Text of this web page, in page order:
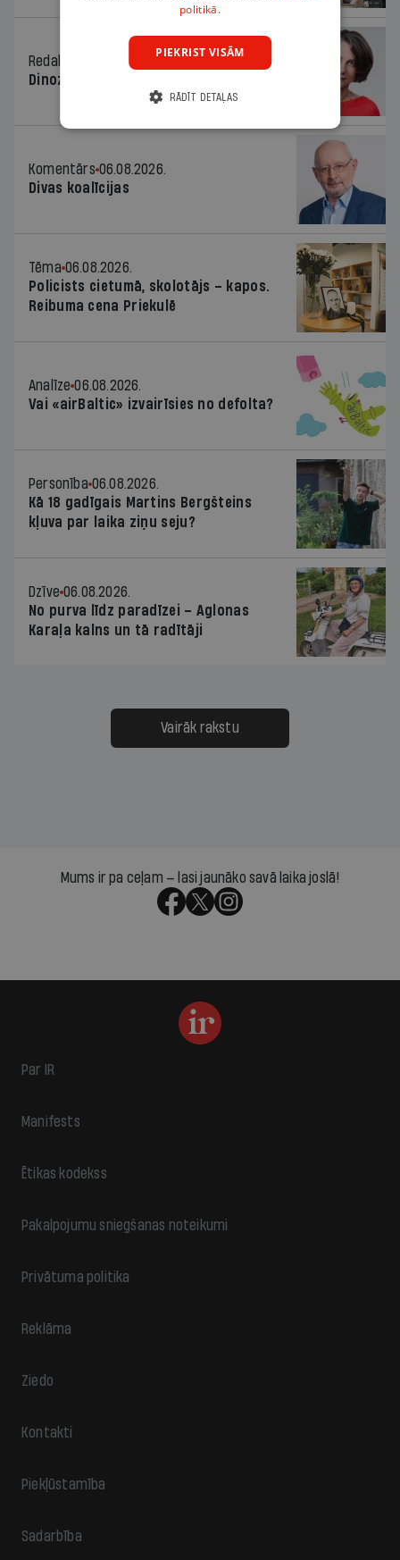
Redaktores sleja
06.08.2026.
Dinozaura triks
Komentārs 06.08.2026.
Divas koalīcijas
Tēma 06.08.2026.
Policists cietumā, skolotājs – kapos.
Reibuma cena Priekulē
Analīze 06.08.2026.
Vai «airBaltic» izvairīsies no defolta?
Personība 06.08.2026.
Kā 18 gadīgais Martins Bergšteins
kļuva par laika ziņu seju?
Dzīve 06.08.2026.
No purva līdz paradīzei – Aglonas
Karaļa kalns un tā radītāji
Vairāk rakstu
Mums ir pa ceļam — lasi jaunāko savā laika joslā!
Par IR
Manifests
Ētikas kodekss
Pakalpojumu sniegšanas noteikumi
Privātuma politika
Reklāma
Ziedo
Kontakti
Piekļūstamība
Sadarbība
politikā.
PIEKRIST VISĀM
RĀDĪT DETAĻAS